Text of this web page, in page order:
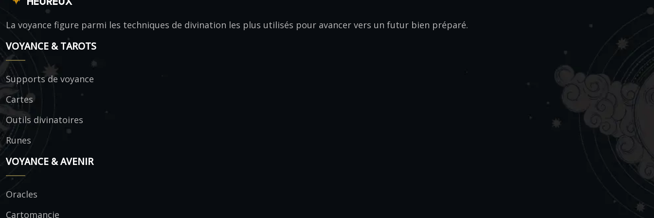
La voyance figure parmi les techniques de divination les plus utilisés pour avancer vers un futur bien préparé.
VOYANCE & TAROTS
Supports de voyance
Cartes
Outils divinatoires
Runes
VOYANCE & AVENIR
Oracles
Cartomancie